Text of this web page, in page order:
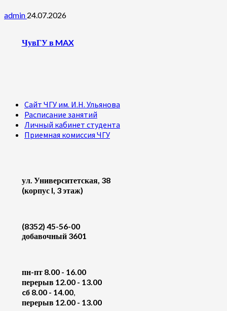
admin 24.07.2026
ЧувГУ в MAX
Сайт ЧГУ им. И.Н. Ульянова
Расписание занятий
Личный кабинет студента
Приемная комиссия ЧГУ
ул. Университетская, 38
(корпус I, 3 этаж)
(8352) 45-56-00
добавочный 3601
пн-пт 8.00 - 16.00
перерыв 12.00 - 13.00
cб 8.00 - 14.00,
перерыв 12.00 - 13.00